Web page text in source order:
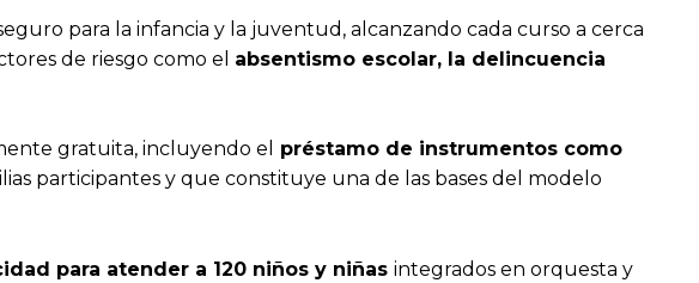
para la infancia y la juventud, alcanzando cada curso a cerca
de riesgo como el absentismo escolar, la delincuencia
gratuita, incluyendo el
préstamo de instrumentos como
participantes y que constituye una de las bases del modelo
para atender a 120 niños y niñas integrados en orquesta y